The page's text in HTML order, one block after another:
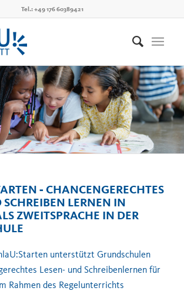
Tel.: +49 176 60389421
‐ CHANCENGERECHTES
SCHREIBEN LERNEN IN
ZWEITSPRACHE IN DER
unterstützt Grundschulen
Lesen- und Schreibenlernen für
Rahmen des Regelunterrichts